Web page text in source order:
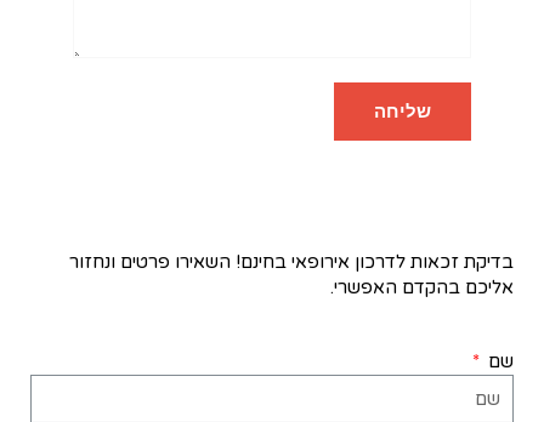
בדיקת זכאות לדרכון אירופאי בחינם! השאירו פרטים ונחזור
אליכם בהקדם האפשרי.
שם